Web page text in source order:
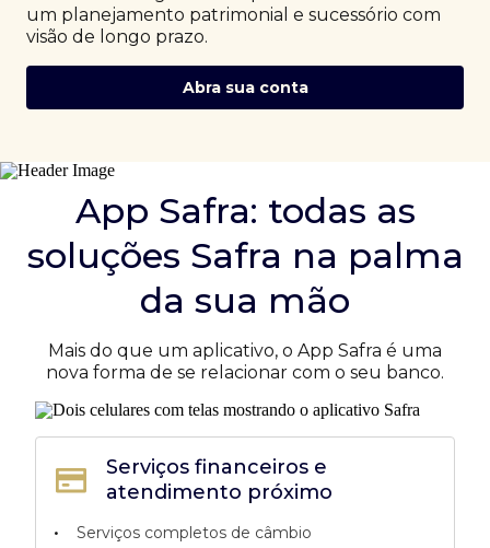
um planejamento patrimonial e sucessório com
visão de longo prazo.
Abra sua conta
App Safra: todas as
soluções Safra na palma
da sua mão
Mais do que um aplicativo, o App Safra é uma
nova forma de se relacionar com o seu banco.
Serviços financeiros e
atendimento próximo
•
Serviços completos de câmbio